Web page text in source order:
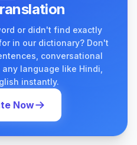
or didn't find exactly
in our dictionary? Don't
conversational
language like Hindi,
instantly.
Now